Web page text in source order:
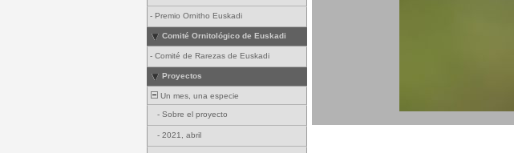
- Premio Ornitho Euskadi
Comité Ornitológico de Euskadi
- Comité de Rarezas de Euskadi
Proyectos
Un mes, una especie
- Sobre el proyecto
- 2021, abril